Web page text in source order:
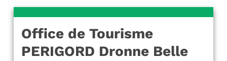
Office de Tourisme
PERIGORD Dronne Belle